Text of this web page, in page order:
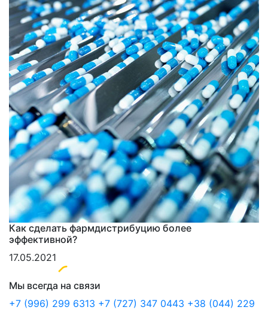
Как сделать фармдистрибуцию более
эффективной?
17.05.2021
Мы всегда на связи
+7 (996) 299 6313 +7 (727) 347 0443 +38 (044) 229